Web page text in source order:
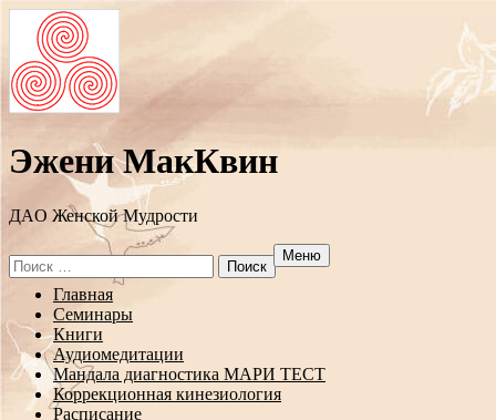
Эжени МакКвин
ДAO Женской Мудрости
Search
for:
Меню
Перейти
содержанию
Главная
Семинары
Книги
Аудиомедитации
Мандала диагностика МАРИ ТЕСТ
Коррекционная кинезиология
Расписание